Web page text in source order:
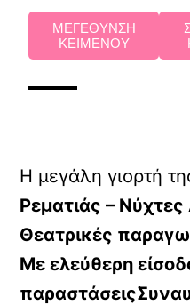
ΜΕΓΕΘΥΝΣΗ
ΚΕΙΜΕΝΟΥ
Η μεγάλη γιορτή
Ρεματιάς –
Θεατρικές
Με ελεύθερη